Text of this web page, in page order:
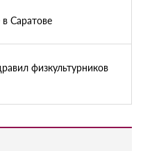
Саратове
физкультурников